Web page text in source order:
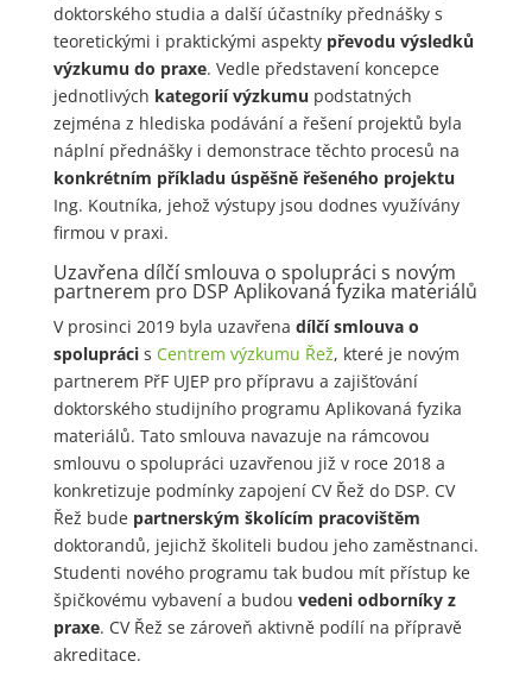
doktorského studia a další účastníky přednášky s
teoretickými i praktickými aspekty převodu výsledků
výzkumu do praxe. Vedle představení koncepce
jednotlivých kategorií výzkumu podstatných
zejména z hlediska podávání a řešení projektů byla
náplní přednášky i demonstrace těchto procesů na
konkrétním příkladu úspěšně řešeného projektu
Ing. Koutníka, jehož výstupy jsou dodnes využívány
firmou v praxi.
Uzavřena dílčí smlouva o spolupráci s novým
partnerem pro DSP Aplikovaná fyzika materiálů
V prosinci 2019 byla uzavřena dílčí smlouva o
spoluprácis Centrem výzkumu Řež, které je novým
partnerem PřF UJEP pro přípravu a zajišťování
doktorského studijního programu Aplikovaná fyzika
materiálů. Tato smlouva navazuje na rámcovou
smlouvu o spolupráci uzavřenou již v roce 2018 a
konkretizuje podmínky zapojení CV Řež do DSP. CV
Řež bude partnerským školícím pracovištěm
doktorandů, jejichž školiteli budou jeho zaměstnanci.
Studenti nového programu tak budou mít přístup ke
špičkovému vybavení a budou vedeni odborníky z
praxe. CV Řež se zároveň aktivně podílí na přípravě
akreditace.